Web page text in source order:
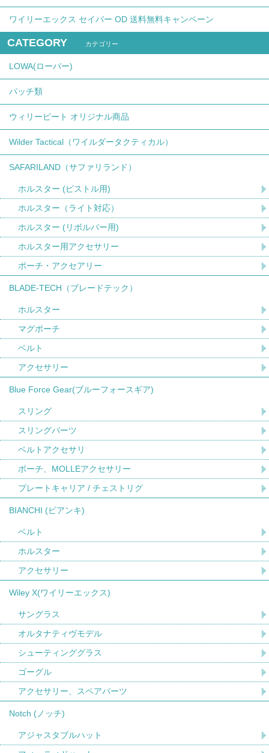
ワイリーエックス セイバー OD 送料無料キャンペーン
CATEGORY カテゴリー
LOWA(ローバー)
パッチ類
ウィリーピート オリジナル商品
Wilder Tactical（ワイルダータクティカル）
SAFARILAND（サファリランド）
ホルスター (ピストル用)
ホルスター（ライト対応）
ホルスター (リボルバー用)
ホルスター用アクセサリー
ポーチ・アクセアリー
BLADE-TECH（ブレードテック）
ホルスター
マグポーチ
ベルト
アクセサリー
Blue Force Gear(ブルーフォースギア)
スリング
スリングパーツ
ベルトアクセサリ
ポーチ、MOLLEアクセサリー
プレートキャリア / チェストリグ
BIANCHI (ビアンキ)
ベルト
ホルスター
アクセサリー
Wiley X(ワイリーエックス)
サングラス
オルタナティヴモデル
シューティンググラス
ゴーグル
アクセサリー、スペアパーツ
Notch (ノッチ)
アジャスタブルハット